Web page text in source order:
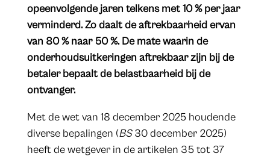
opeenvolgende jaren telkens met 10 % per jaar
verminderd. Zo daalt de aftrekbaarheid ervan
van 80 % naar 50 %. De mate waarin de
onderhoudsuitkeringen aftrekbaar zijn bij de
betaler bepaalt de belastbaarheid bij de
ontvanger.
Met de wet van 18 december 2025 houdende
diverse bepalingen (BS30 december 2025)
heeft de wetgever in de artikelen 35 tot 37